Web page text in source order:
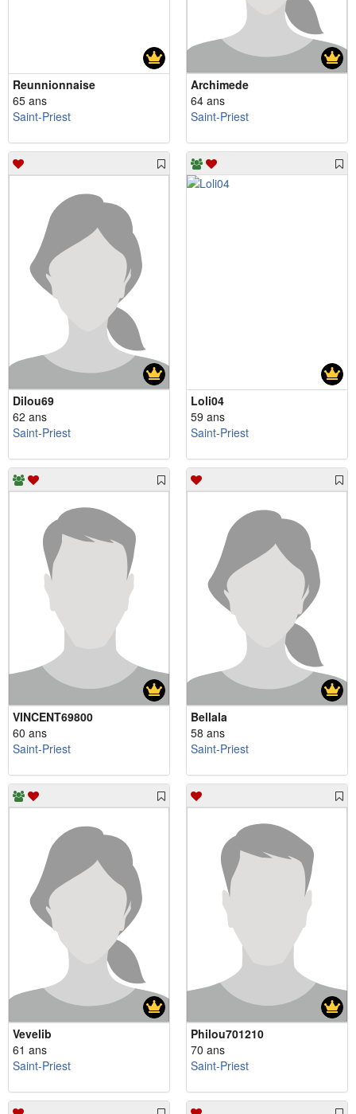
Reunnionnaise
65 ans
Saint-Priest
Archimede
64 ans
Saint-Priest
Dilou69
62 ans
Saint-Priest
Loli04
59 ans
Saint-Priest
VINCENT69800
60 ans
Saint-Priest
Bellala
58 ans
Saint-Priest
Vevelib
61 ans
Saint-Priest
Philou701210
70 ans
Saint-Priest